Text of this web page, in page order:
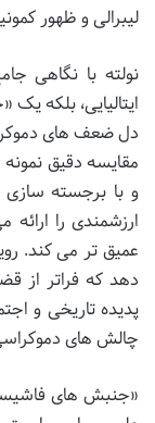
لیبرالی و ظهور
نولته با نگاهی
ایتالیایی، بلکه
دل ضعف های
مقایسه دقیق نمونه
و با برجسته سازی
ارزشمندی را
عمیق تر می کند.
دهد که فراتر از
پدیده تاریخی و
چالش های
«جنبش های